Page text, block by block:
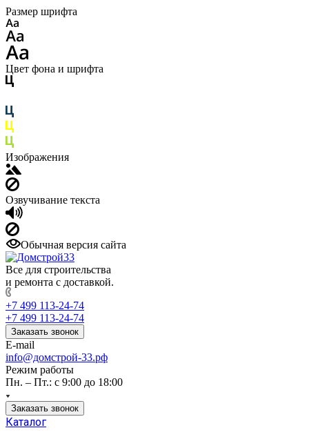
Размер шрифта
Цвет фона и шрифта
Изображения
Озвучивание текста
Обычная версия сайта
Все для строительства
и ремонта с доставкой.
+7 499 113-24-74
+7 499 113-24-74
Заказать звонок
E-mail
info@домстрой-33.рф
Режим работы
Пн. – Пт.: с 9:00 до 18:00
Заказать звонок
Каталог